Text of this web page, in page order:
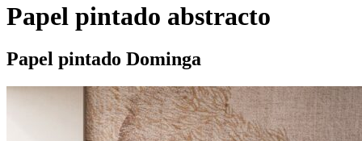
Papel pintado abstracto
Papel pintado Dominga